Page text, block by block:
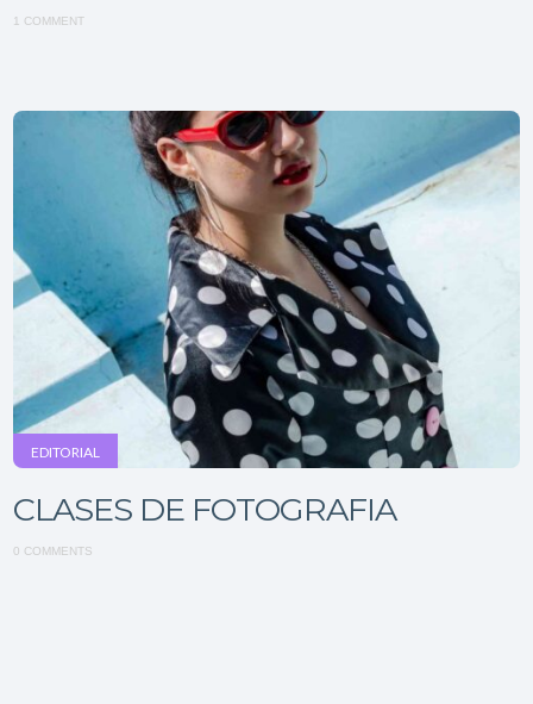
1 COMMENT
EDITORIAL
CLASES DE FOTOGRAFIA
0 COMMENTS